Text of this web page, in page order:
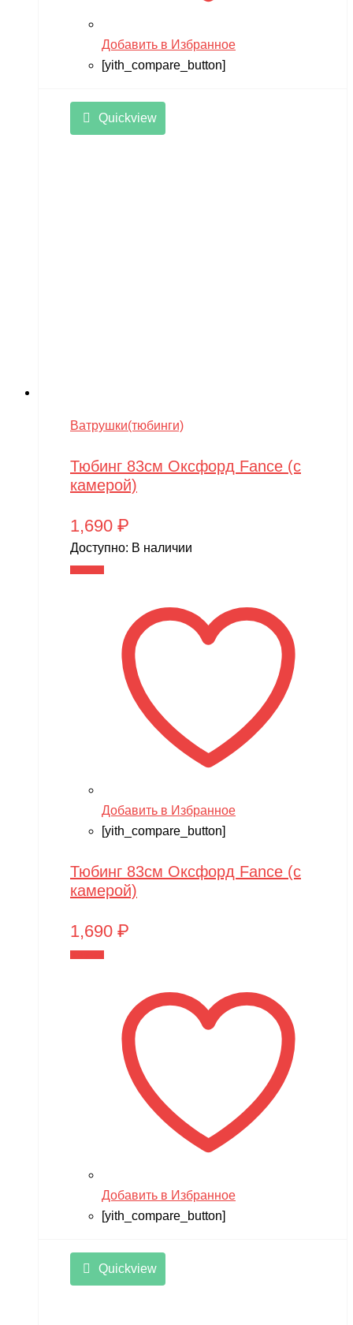
Добавить в Избранное
[yith_compare_button]
Quickview
Ватрушки(тюбинги)
Тюбинг 83см Оксфорд Fance (с
камерой)
1,690 ₽
Доступно: В наличии
Добавить в Избранное
[yith_compare_button]
Тюбинг 83см Оксфорд Fance (с
камерой)
1,690 ₽
Добавить в Избранное
[yith_compare_button]
Quickview